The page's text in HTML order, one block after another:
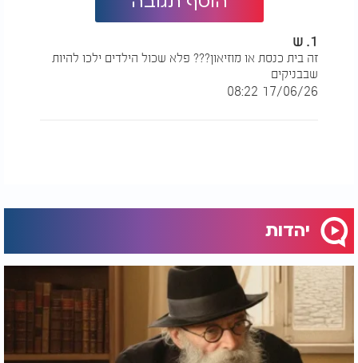
1. ש
זה בית כנסת או מוזיאון??? פלא שכול הילדים ילכו להיות
שבבניקים
17/06/26 08:22
יהדות